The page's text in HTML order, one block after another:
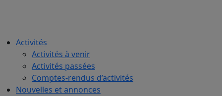
Activités
Activités à venir
Activités passées
Comptes-rendus d’activités
Nouvelles et annonces